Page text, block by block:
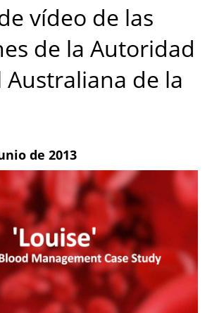
vídeo de las
de la Autoridad
Australiana de la
de 2013